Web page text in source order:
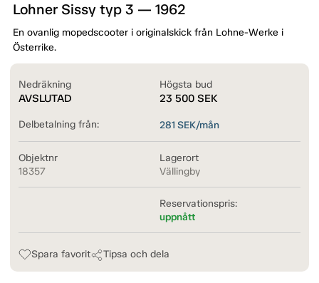
Lohner Sissy typ 3 — 1962
En ovanlig mopedscooter i originalskick från Lohne-Werke i
Österrike.
Nedräkning
AVSLUTAD
Högsta bud
23 500 SEK
Delbetalning från: 281 SEK/mån
Objektnr
18357
Lagerort
Vällingby
Reservationspris:
uppnått
Spara favorit Tipsa och dela